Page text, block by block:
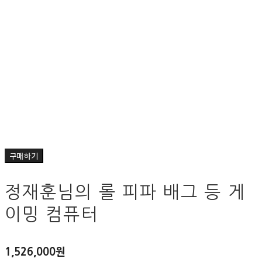
구매하기
정재훈님의 롤 피파 배그 등 게
이밍 컴퓨터
1,526,000원